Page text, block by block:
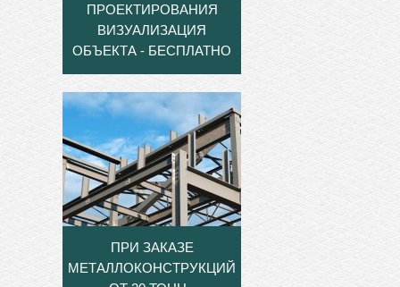
ПРОЕКТИРОВАНИЯ
ВИЗУАЛИЗАЦИЯ
ОБЪЕКТА - БЕСПЛАТНО
ПРИ ЗАКАЗЕ
МЕТАЛЛОКОНСТРУКЦИЙ